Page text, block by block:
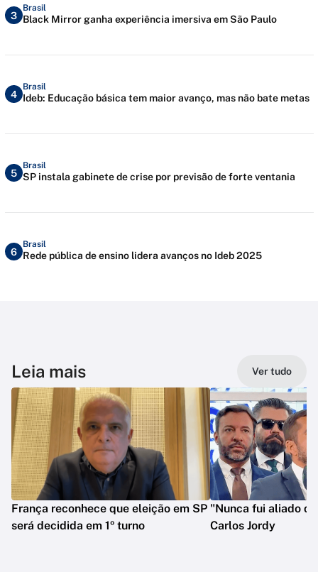
3
Brasil
Black Mirror ganha experiência imersiva em São Paulo
4
Brasil
Ideb: Educação básica tem maior avanço, mas não bate metas
5
Brasil
SP instala gabinete de crise por previsão de forte ventania
6
Brasil
Rede pública de ensino lidera avanços no Ideb 2025
Leia mais Ver tudo
França reconhece que eleição em SP
será decidida em 1º turno
"Nunca fui aliado
Carlos Jordy